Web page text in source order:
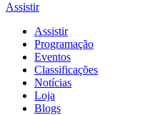
Assistir
Assistir
Programação
Eventos
Classificações
Notícias
Loja
Blogs